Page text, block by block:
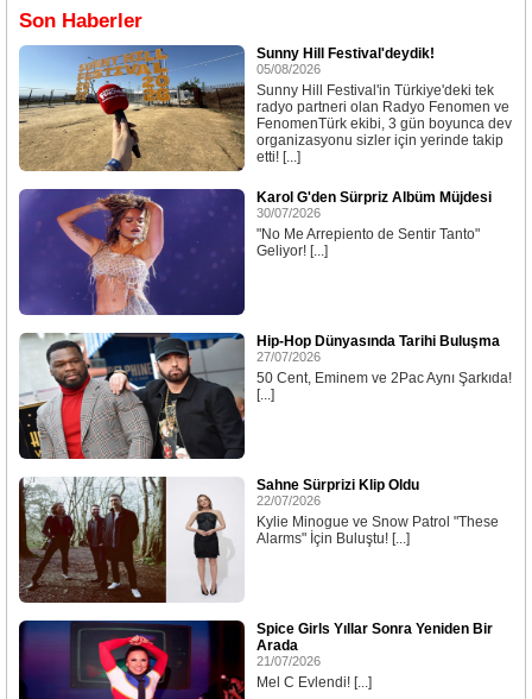
Son Haberler
Sunny Hill Festival'deydik!
05/08/2026
Sunny Hill Festival'in Türkiye'deki tek
radyo partneri olan Radyo Fenomen ve
FenomenTürk ekibi, 3 gün boyunca dev
organizasyonu sizler için yerinde takip
etti! [...]
Karol G'den Sürpriz Albüm Müjdesi
30/07/2026
"No Me Arrepiento de Sentir Tanto"
Geliyor! [...]
Hip-Hop Dünyasında Tarihi Buluşma
27/07/2026
50 Cent, Eminem ve 2Pac Aynı Şarkıda!
[...]
Sahne Sürprizi Klip Oldu
22/07/2026
Kylie Minogue ve Snow Patrol "These
Alarms" İçin Buluştu! [...]
Spice Girls Yıllar Sonra Yeniden Bir
Arada
21/07/2026
Mel C Evlendi! [...]